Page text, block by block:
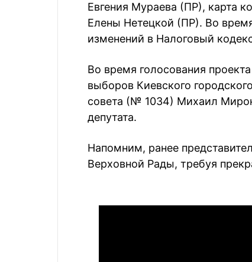
Евгения Мураева (ПР), карта
Елены Нетецкой (ПР). Во
изменений в Налоговый
Во время голосования
выборов Киевского
совета (№ 1034) Михаил
депутата.
Напомним, ранее
Верховной Рады, требуя